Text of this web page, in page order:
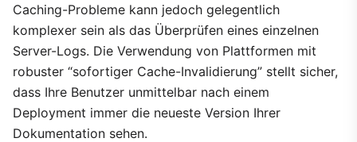
Caching-Probleme kann jedoch gelegentlich
komplexer sein als das Überprüfen eines einzelnen
Server-Logs. Die Verwendung von Plattformen mit
robuster “sofortiger Cache-Invalidierung” stellt sicher,
dass Ihre Benutzer unmittelbar nach einem
Deployment immer die neueste Version Ihrer
Dokumentation sehen.